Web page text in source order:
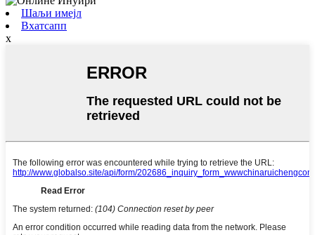
Шаљи имејл
Вхатсапп
x